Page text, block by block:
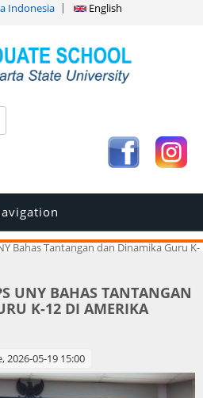
Indonesia English
Bahas Tantangan dan Dinamika Guru K-
UNY BAHAS TANTANGAN
K-12 DI AMERIKA
2026-05-19 15:00